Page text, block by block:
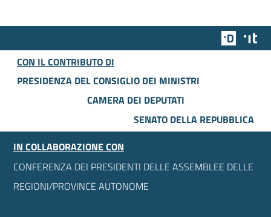
Team
CON IL CONTRIBUTO DI
PRESIDENZA DEL CONSIGLIO DEI MINISTRI
CAMERA DEI DEPUTATI
SENATO DELLA REPUBBLICA
IN COLLABORAZIONE CON
CONFERENZA DEI PRESIDENTI DELLE ASSEMBLEE DELLE
REGIONI/PROVINCE AUTONOME